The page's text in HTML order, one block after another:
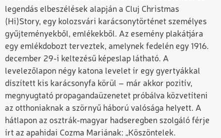
legendás elbeszélések alapján a Cluj Christmas
(Hi)Story, egy kolozsvári karácsonytörténet személyes
gyűjteményekből, emlékekből. Az esemény plakátjára
egy emlékdobozt terveztek, amelynek fedelén egy 1916.
december 29-i keltezésű képeslap látható. A
levelezőlapon négy katona levelet ír egy gyertyákkal
díszített kis karácsonyfa körül – már akkor pozitív,
megnyugtató propagandaüzenetet próbálva közvetíteni
az otthoniaknak a szörnyű háború valósága helyett. A
hátlapon az osztrák-magyar hadseregben szolgáló férje
írt az apahidai Cozma Mariának: „Köszöntelek.